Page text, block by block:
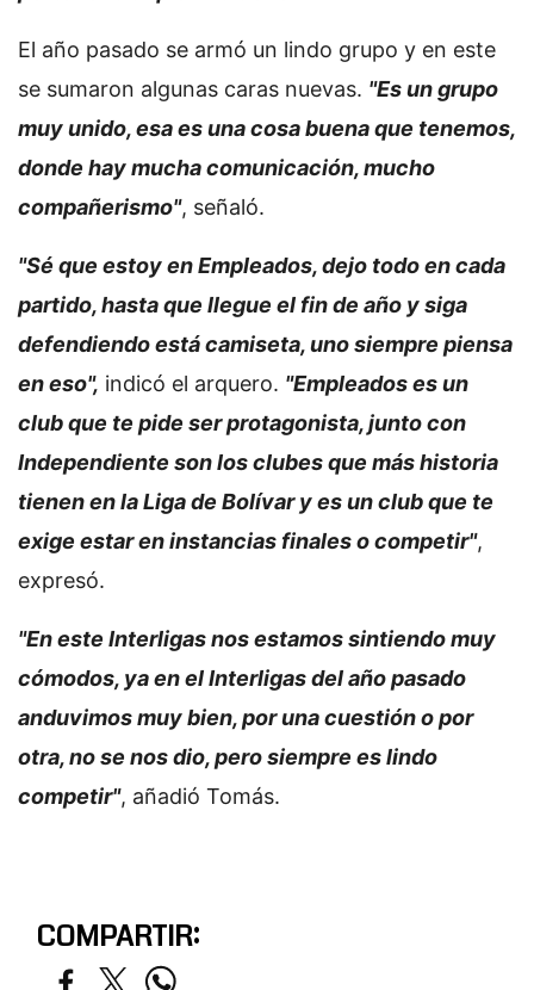
El año pasado se armó un lindo grupo y en este
se sumaron algunas caras nuevas. "Es un grupo
muy unido, esa es una cosa buena que tenemos,
donde hay mucha comunicación, mucho
compañerismo", señaló.
"Sé que estoy en Empleados, dejo todo en cada
partido, hasta que llegue el fin de año y siga
defendiendo está camiseta, uno siempre piensa
en eso", indicó el arquero. "Empleados es un
club que te pide ser protagonista, junto con
Independiente son los clubes que más historia
tienen en la Liga de Bolívar y es un club que te
exige estar en instancias finales o competir",
expresó.
"En este Interligas nos estamos sintiendo muy
cómodos, ya en el Interligas del año pasado
anduvimos muy bien, por una cuestión o por
otra, no se nos dio, pero siempre es lindo
competir", añadió Tomás.
COMPARTIR: